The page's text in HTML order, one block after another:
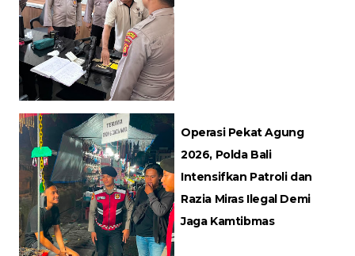
Operasi Pekat Agung
2026, Polda Bali
Intensifkan Patroli dan
Razia Miras Ilegal Demi
Jaga Kamtibmas